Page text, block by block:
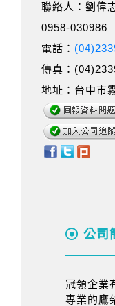
聯絡人：劉偉
0958-030986
電話：
傳真：
地址：台中市
公司
冠領企業
專業的鷹